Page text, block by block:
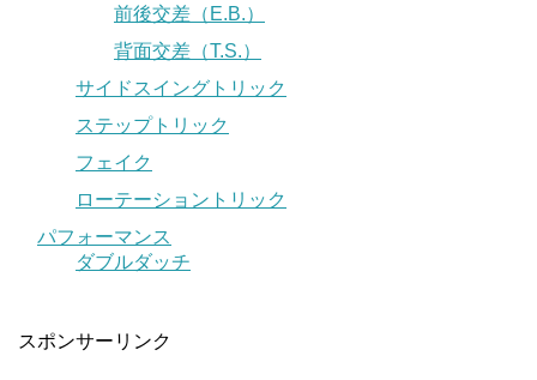
前後交差（E.B.）
背面交差（T.S.）
サイドスイングトリック
ステップトリック
フェイク
ローテーショントリック
パフォーマンス
ダブルダッチ
スポンサーリンク